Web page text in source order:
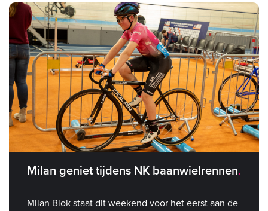
Milan geniet tijdens NK baanwielrennen
Milan Blok staat dit weekend voor het eerst aan de